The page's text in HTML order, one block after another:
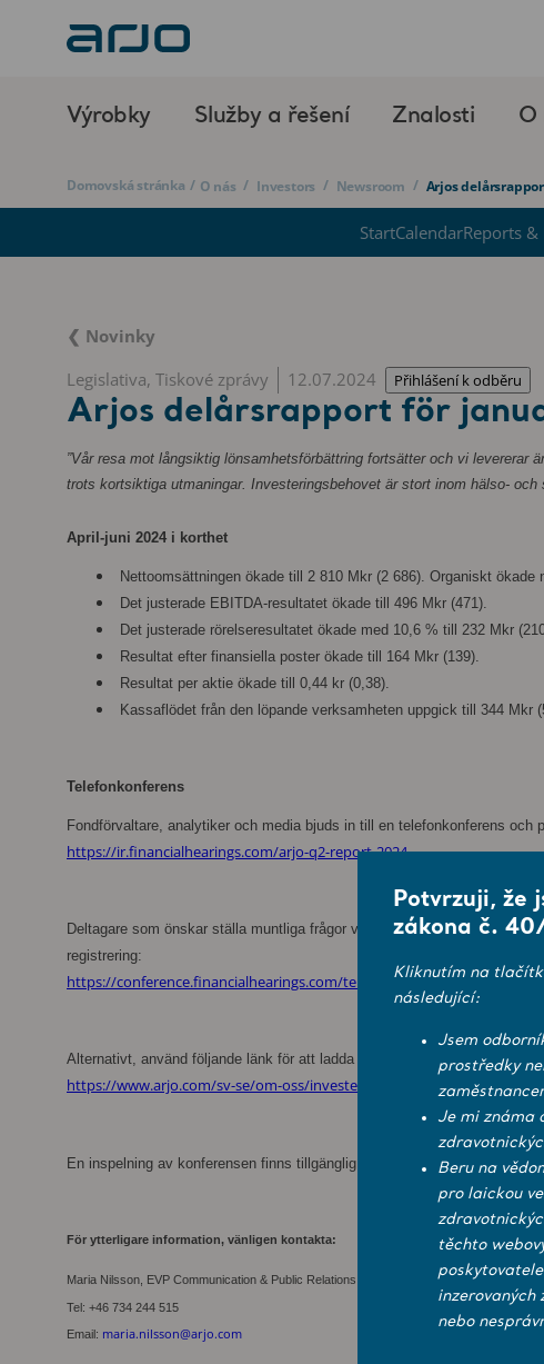
Výrobky Služby a řešení Znalosti O
Domovská stránka / O nás / Investors / Newsroom / Arjos
StartCalendarReports
❮ Novinky
Legislativa, Tiskové zprávy
12.07.2024 Přihlášení k odběru
Arjos delårsrapport för
”Vår resa mot långsiktig lönsamhetsförbättring fortsätter och vi
trots kortsiktiga utmaningar. Investeringsbehovet är stort inom hälso-
April-juni 2024 i korthet
Nettoomsättningen ökade till 2 810 Mkr (2 686). Organiskt ökade
Det justerade EBITDA-resultatet ökade till 496 Mkr (471).
Det justerade rörelseresultatet ökade med 10,6 % till 232 Mkr
Resultat efter finansiella poster ökade till 164 Mkr (139).
Resultat per aktie ökade till 0,44 kr (0,38).
Kassaflödet från den löpande verksamheten uppgick till 344 Mkr
Telefonkonferens
Fondförvaltare, analytiker och media bjuds in till en telefonkonferens
https://ir.financialhearings.com/arjo-q2-report-2024
Deltagare som önskar ställa muntliga frågor via telefonkonferensen
registrering:
https://conference.financialhearings.com/teleconference/?id=50049841
Alternativt, använd följande länk för att ladda ned presentationen:
https://www.arjo.com/sv-se/om-oss/investerare/rapporter--
En inspelning av konferensen finns tillgänglig i tre år via följande länk:
För ytterligare information, vänligen kontakta:
Maria Nilsson, EVP Communication & Public Relations
Tel: +46 734 244 515
Email: maria.nilsson@arjo.com
Potvrzuji, že
zákona č.
Kliknutím na
následující:
Jsem
prostředky
Je mi známa
Beru na
pro laickou
těchto
inzerovaných
nebo